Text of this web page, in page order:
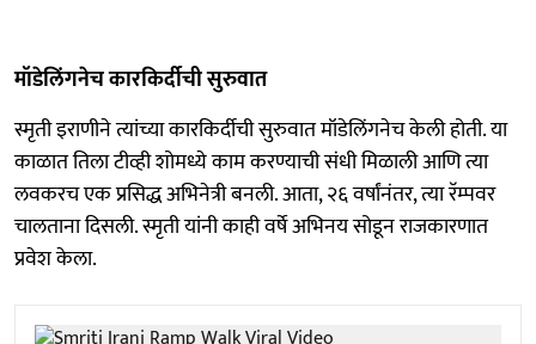
मॉडेलिंगनेच कारकिर्दीची सुरुवात
स्मृती इराणीने त्यांच्या कारकिर्दीची सुरुवात मॉडेलिंगनेच केली होती. या
काळात तिला टीव्ही शोमध्ये काम करण्याची संधी मिळाली आणि त्या
लवकरच एक प्रसिद्ध अभिनेत्री बनली. आता, २६ वर्षांनंतर, त्या रॅम्पवर
चालताना दिसली. स्मृती यांनी काही वर्षे अभिनय सोडून राजकारणात
प्रवेश केला.